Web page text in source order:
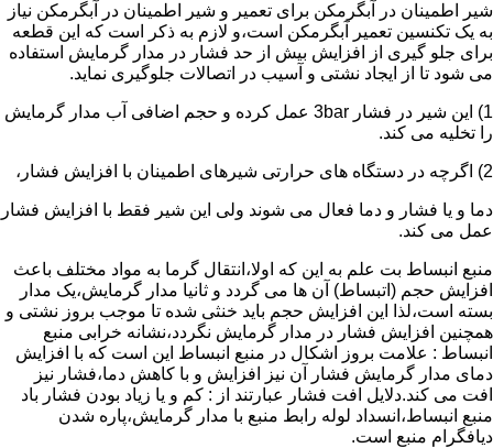
شیر اطمینان در آبگرمکن برای تعمیر و شیر اطمینان در آبگرمکن نیاز
به یک تکنسین تعمیر آبگرمکن است،و لازم به ذکر است که این قطعه
برای جلو گیری از افزایش بیش از حد فشار در مدار گرمایش استفاده
می شود تا از ایجاد نشتی و آسیب در اتصالات جلوگیری نماید.
1) این شیر در فشار 3bar عمل کرده و حجم اضافی آب مدار گرمایش
را تخلیه می کند.
2) اگرچه در دستگاه های حرارتی شیرهای اطمینان با افزایش فشار،
دما و یا فشار و دما فعال می شوند ولی این شیر فقط با افزایش فشار
عمل می کند.
منبع انبساط بت علم به این که اولا،انتقال گرما به مواد مختلف باعث
افزایش حجم (اتبساط) آن ها می گردد و ثانیا مدار گرمایش،یک مدار
بسته است،لذا این افزایش حجم باید خنثی شده تا موجب بروز نشتی و
همچنین افزایش فشار در مدار گرمایش نگردد،نشانه خرابی منبع
انبساط : علامت بروز اشکال در منبع انبساط این است که با افزایش
دمای مدار گرمایش فشار آن نیز افزایش و با کاهش دما،فشار نیز
افت می کند.دلایل افت فشار عبارتند از : کم و یا زیاد بودن فشار باد
منبع انبساط،انسداد لوله رابط منبع با مدار گرمایش،پاره شدن
دیافگرام منبع است.